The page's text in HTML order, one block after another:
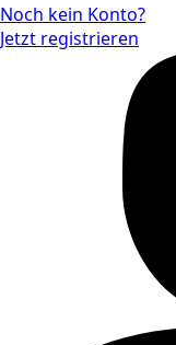
Noch kein Konto?
Jetzt registrieren